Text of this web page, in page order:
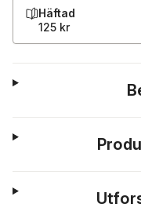
Häftad
125 kr